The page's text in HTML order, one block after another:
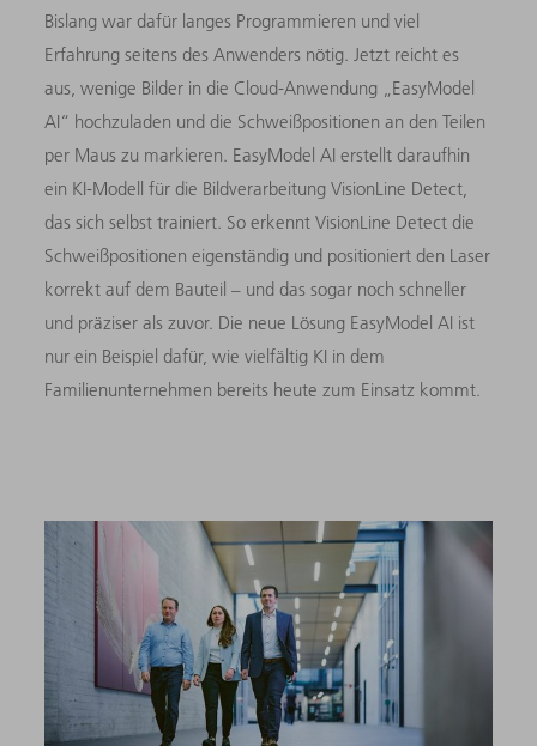
Bislang war dafür langes Programmieren und viel
Erfahrung seitens des Anwenders nötig. Jetzt reicht es
aus, wenige Bilder in die Cloud-Anwendung „EasyModel
AI“ hochzuladen und die Schweißpositionen an den Teilen
per Maus zu markieren. EasyModel AI erstellt daraufhin
ein KI-Modell für die Bildverarbeitung VisionLine Detect,
das sich selbst trainiert. So erkennt VisionLine Detect die
Schweißpositionen eigenständig und positioniert den Laser
korrekt auf dem Bauteil – und das sogar noch schneller
und präziser als zuvor. Die neue Lösung EasyModel AI ist
nur ein Beispiel dafür, wie vielfältig KI in dem
Familienunternehmen bereits heute zum Einsatz kommt.